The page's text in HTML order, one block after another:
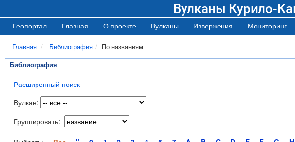
Вулканы Курило-
Геопортал Главная О проекте Вулканы Извержения Мониторинг
Главная Библиография По названиям
Библиография
Расширенный поиск
Вулкан:
Группировать: